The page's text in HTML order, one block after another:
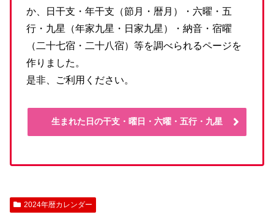
か、日干支・年干支（節月・暦月）・六曜・五
行・九星（年家九星・日家九星）・納音・宿曜
（二十七宿・二十八宿）等を調べられるページを
作りました。
是非、ご利用ください。
生まれた日の干支・曜日・六曜・五行・九星
2024年暦カレンダー